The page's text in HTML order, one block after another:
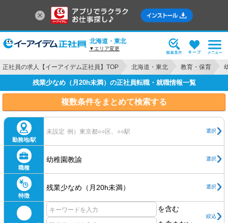
北海道・東北
▼エリア変更
正社員の求人【イーアイデム正社員】TOP 北海道・東北 教育・保育
残業少なめ（月20h未満）の正社員転職・就職情報一覧
複数条件をまとめて検索する
勤務地/駅
未設定 例）東京都○○区、○○駅 選択
職種
幼稚園教諭 選択
特徴
残業少なめ（月20h未満） 選択
を含む
絞込